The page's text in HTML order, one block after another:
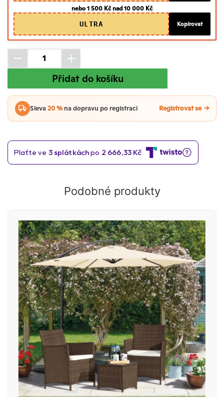
nebo 1 500 Kč nad 10 000 Kč
ULTRA
Kopírovat
Přidat do košíku
Sleva20 %na dopravu po registraci Registrovat se
Podobné produkty